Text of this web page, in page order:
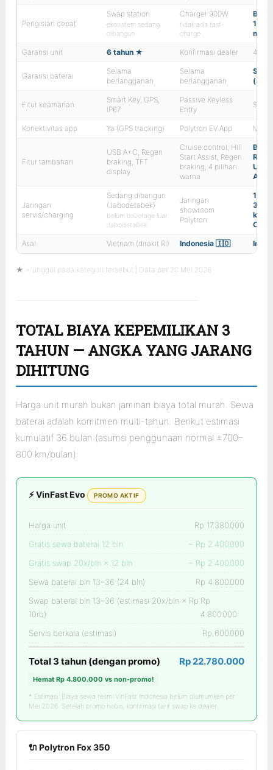
Pengisian cepat
Swap station
ekosistem sedang
dibangun
Charger 900W
tidak ada fast-
charge
mnt
Garansi unit 6 tahun ★ Konfirmasi dealer 4
Garansi baterai
Selama
berlangganan
Selama
berlangganan
Fitur keamanan
Smart Key, GPS,
IP67
Passive Keyless
Entry
Konektivitas app Ya (GPS tracking) Polytron EV App My
Fitur tambahan
USB A+C, Regen
braking, TFT
display
Cruise control, Hill
Start Assist, Regen
braking, 4 pilihan
warna
Jaringan
servis/charging
Sedang dibangun
(Jabodetabek)
belum coverage luar
Jabodetabek
Jaringan
showroom
Polytron
38
Asal Vietnam (dirakit RI) Indonesia 🇮🇩
★ = unggul pada kategori tersebut | Data per 20 Mei 2026
TOTAL BIAYA KEPEMILIKAN 3
TAHUN — ANGKA YANG JARANG
DIHITUNG
Harga unit murah bukan jaminan biaya total murah. Sewa
baterai adalah komitmen multi-tahun. Berikut estimasi
kumulatif 36 bulan (asumsi penggunaan normal ±700–
800 km/bulan):
⚡ VinFast Evo PROMO AKTIF
Harga unit
Rp 17.380.000
Gratis sewa baterai 12 bln
– Rp 2.400.000
Gratis swap 20x/bln × 12 bln
– Rp 2.400.000
Sewa baterai bln 13–36 (24 bln)
Rp 4.800.000
Swap baterai bln 13–36 (estimasi 20x/bln × Rp
10rb)
Rp
4.800.000
Servis berkala (estimasi)
Rp 600.000
Total 3 tahun (dengan promo) Rp 22.780.000
Hemat Rp 4.800.000 vs non-promo!
* Estimasi. Biaya sewa resmi VinFast Indonesia belum diumumkan per
Mei 2026. Setelah promo habis, konfirmasi tarif swap ke dealer.
🔌 Polytron Fox 350